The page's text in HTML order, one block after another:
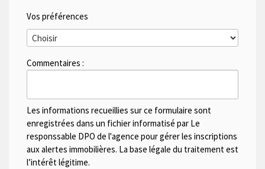
Vos préférences
Commentaires :
Les informations recueillies sur ce formulaire sont
enregistrées dans un fichier informatisé par Le
responssable DPO de l'agence pour gérer les inscriptions
aux alertes immobilières. La base légale du traitement est
l’intérêt légitime.